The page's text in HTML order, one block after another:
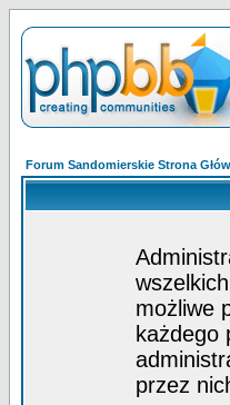
Forum Sandomierskie Strona
możliwe
każdego
przez